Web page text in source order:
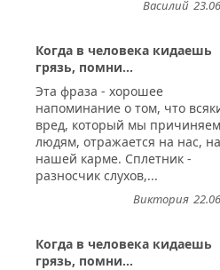
Василий
Когда в человека кидаешь
грязь, помни...
Эта фраза - хорошее
напоминание о том, что
вред, который мы причиняем
людям, отражается на нас, на
нашей карме. Сплетник -
разносчик слухов,...
Виктория
Когда в человека кидаешь
грязь, помни...